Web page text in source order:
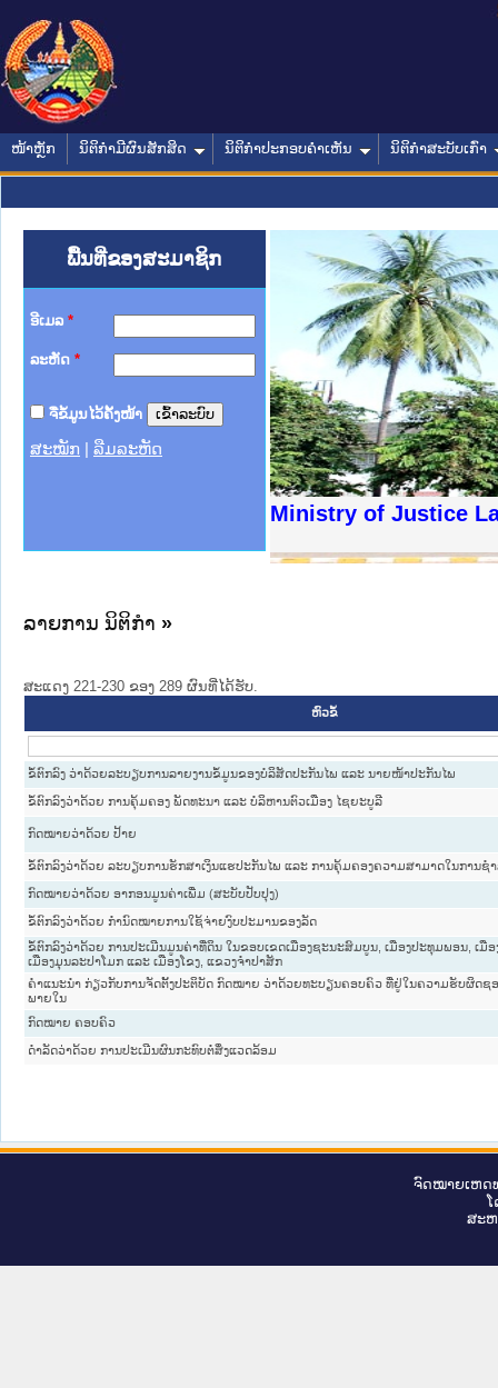
ໜ້າຫຼັກ ນິຕິກໍາມີຜົນສັກສິດ ນິຕິກໍາປະກອບຄໍາເຫັນ ນິຕິກໍາສະບັບເກົ່າ
ພື້ນທີ່ຂອງສະມາຊິກ
ອີເມລ *
ລະຫັດ *
ຈື່ຂໍ້ມູນໄວ້ຄັ້ງໜ້າ
ສະໝັກ ລືມລະຫັດ
Ministry of Justice
າຊົນ ພາກເໜືອ
ການ
ກາງ
ໃຕ້
ຕຳຫຼວດປະຊາຊົນ
ສັນຕິບານປະຊາຊົນ
ກເໜືອ
າຊົນ ພາກກາງ
ລາຍການ ນິຕິກໍາ »
ສະແດງ 221-230 ຂອງ 289 ຜົນທີ່ໄດ້ຮັບ.
ຫົວຂໍ້
ຂໍ້ຕົກລົງ ວ່າດ້ວຍລະບຽບການລາຍງານຂໍ້ມູນຂອງບໍລິສັດປະກັນໄພ ແລະ ນາຍໜ້າປະກັນໄພ
ຂໍ້ຕົກລົງວ່າດ້ວຍ ການຄຸ້ມຄອງ ພັດທະນາ ແລະ ບໍລິຫານຕົວເມືອງ ໄຊຍະບູລີ
ກົດໝາຍວ່າດ້ວຍ ປ້າຍ
ຂໍ້ຕົກລົງວ່າດ້ວຍ ລະບຽບການຮັກສາເງິນແຮປະກັນໄພ ແລະ ການຄຸ້ມຄອງຄວາມສາມາດໃນການຊ
ກົດໝາຍວ່າດ້ວຍ ອາກອນມູນຄ່າເພີ່ມ (ສະບັບປັບປຸງ)
ຂໍ້ຕົກລົງວ່າດ້ວຍ ກຳນົດໝາຍການໃຊ້ຈ່າຍງົບປະມານຂອງລັດ
ຂໍ້ຕົກລົງວ່າດ້ວຍ ການປະເມີນມູນຄ່າທີ່ດິນ ໃນຂອບເຂດເມືອງຊະນະສົມບູນ, ເມືອງປະທຸມພອນ, ເມື
ເມືອງມຸນລະປາໂມກ ແລະ ເມືອງໂຂງ, ແຂວງຈຳປາສັກ
ຄຳແນະນຳ ກ່ຽວກັບການຈັດຕັ້ງປະຕິບັດ ກົດໝາຍ ວ່າດ້ວຍທະບຽນຄອບຄົວ ທີ່ຢູ່ໃນຄວາມຮັບຜິດຊ
ພາຍໃນ
ກົດໝາຍ ຄອບຄົວ
ດຳລັດວ່າດ້ວຍ ການປະເມີນຜົນກະທົບຕໍ່ສິ່ງແວດລ້ອມ
ຈົດ​ໝາຍ​ເຫດ​
ສະ​ຫ